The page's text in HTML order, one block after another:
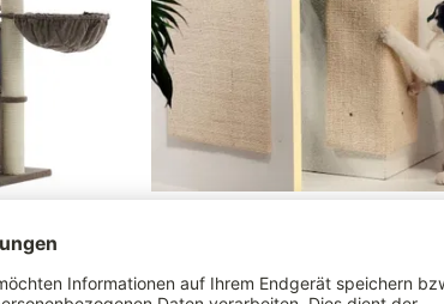
(19,99 €*/ 1
19,99 €*